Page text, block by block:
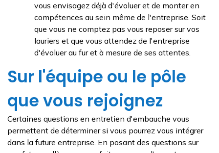
vous envisagez déjà d'évoluer et de monter en
compétences au sein même de l'entreprise. Soit
que vous ne comptez pas vous reposer sur vos
lauriers et que vous attendez de l'entreprise
d'évoluer au fur et à mesure de ses attentes.
Sur l'équipe ou le pôle
que vous rejoignez
Certaines questions en entretien d'embauche vous
permettent de déterminer si vous pourrez vous intégrer
dans la future entreprise. En posant des questions sur